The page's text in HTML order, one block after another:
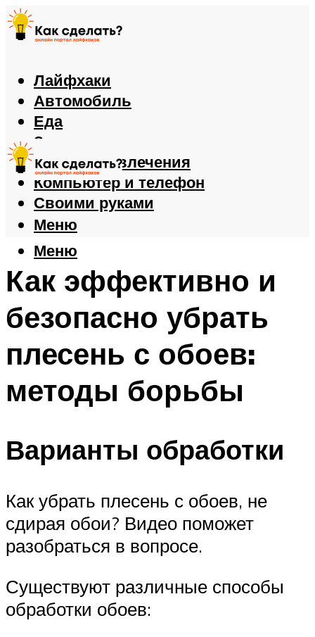
Лайфхаки
Автомобиль
Еда
Здоровье
Игры и развлечения
Компьютер и телефон
Своими руками
Меню
Меню
Как эффективно и
безопасно убрать
плесень с обоев:
методы борьбы
Варианты обработки
Как убрать плесень с обоев, не
сдирая обои? Видео поможет
разобраться в вопросе.
Существуют различные способы
обработки обоев: